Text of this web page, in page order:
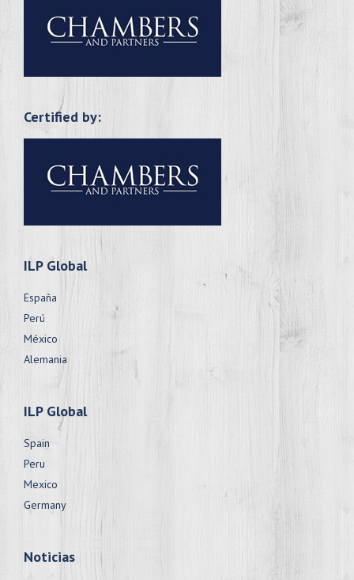
Certified by:
ILP Global
España
Perú
México
Alemania
ILP Global
Spain
Peru
Mexico
Germany
Noticias